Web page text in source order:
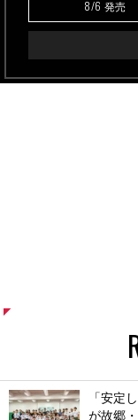
8/6 発売
「安定
が故郷